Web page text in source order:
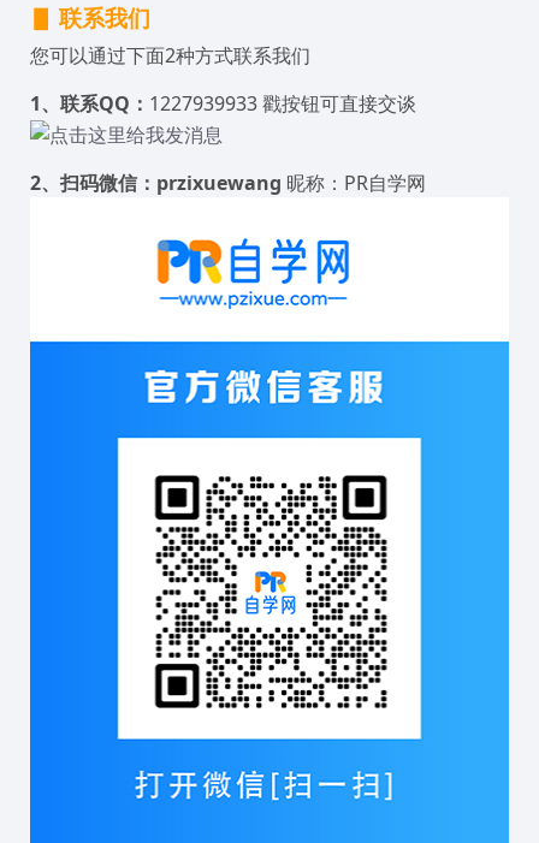
▋ 联系我们
您可以通过下面2种方式联系我们
1、联系QQ： 1227939933 戳按钮可直接交谈
2、扫码微信：przixuewang 昵称：PR自学网